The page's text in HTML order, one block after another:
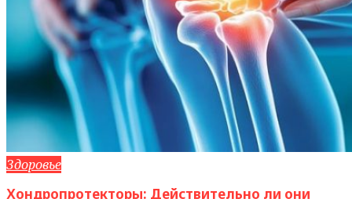
Здоровье
Хондропротекторы: Действительно ли они